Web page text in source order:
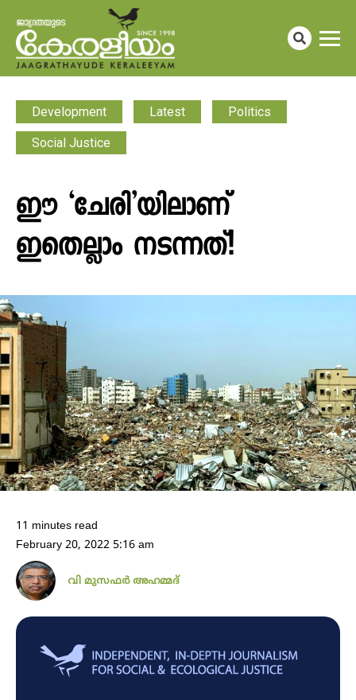
Development Latest Politics
Social Justice
ഈ ‘ചേരി’യിലാണ്
ഇതെല്ലാം നടന്നത്!
11 minutes read
February 20, 2022 5:16 am
വി മുസഫർ അഹമ്മദ്